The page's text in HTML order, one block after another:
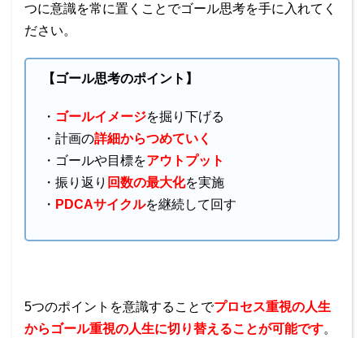
つに意識を常に置くことでゴール思考を手に入れてく
ださい。
【ゴール思考のポイント】
・ ゴールイメージを掘り下げる
・計画の詳細からつめていく
・ゴールや目標をアウトプット
・振り返り 回数の最大化を実施
・ PDCAサイクルを継続して回す
5つのポイントを意識することでプロセス重視の人生
からゴール重視の人生に切り替えることが可能です。